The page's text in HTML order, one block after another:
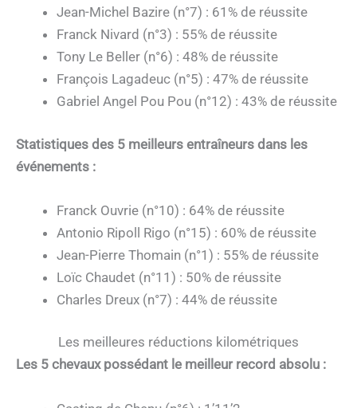
Jean-Michel Bazire (n°7) : 61% de réussite
Franck Nivard (n°3) : 55% de réussite
Tony Le Beller (n°6) : 48% de réussite
François Lagadeuc (n°5) : 47% de réussite
Gabriel Angel Pou Pou (n°12) : 43% de réussite
Statistiques des 5 meilleurs entraîneurs dans les
événements :
Franck Ouvrie (n°10) : 64% de réussite
Antonio Ripoll Rigo (n°15) : 60% de réussite
Jean-Pierre Thomain (n°1) : 55% de réussite
Loïc Chaudet (n°11) : 50% de réussite
Charles Dreux (n°7) : 44% de réussite
Les meilleures réductions kilométriques
Les 5 chevaux possédant le meilleur record absolu :